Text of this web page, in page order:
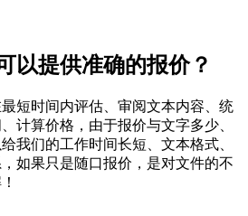
以提供准确的报价？
短时间内评估、审阅文本内容、统
计算价格，由于报价与文字多少、
我们的工作时间长短、文本格式、
如果只是随口报价，是对文件的不